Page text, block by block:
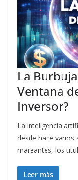
La
Ventana
Inversor?
La inteligencia
desde hace varios
mareantes, los
Leer más